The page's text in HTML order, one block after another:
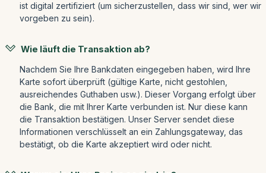
ist digital zertifiziert (um sicherzustellen, dass wir sind, wer wir
vorgeben zu sein).
Wie läuft die Transaktion ab?
Nachdem Sie Ihre Bankdaten eingegeben haben, wird Ihre
Karte sofort überprüft (gültige Karte, nicht gestohlen,
ausreichendes Guthaben usw.). Dieser Vorgang erfolgt über
die Bank, die mit Ihrer Karte verbunden ist. Nur diese kann
die Transaktion bestätigen. Unser Server sendet diese
Informationen verschlüsselt an ein Zahlungsgateway, das
bestätigt, ob die Karte akzeptiert wird oder nicht.